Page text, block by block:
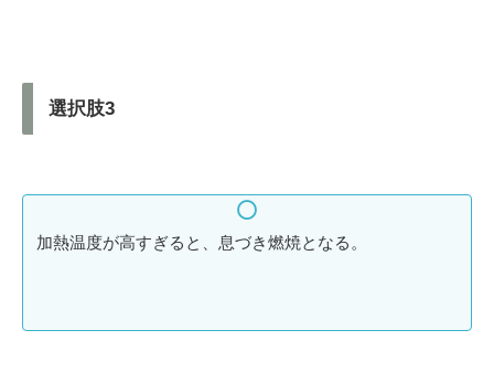
選択肢3
加熱温度が高すぎると、息づき燃焼となる。